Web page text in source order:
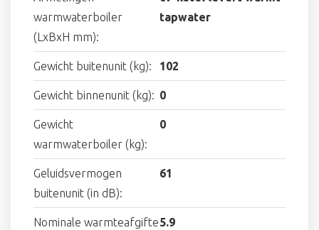
warmwaterboiler
(LxBxH mm):
tapwater
Gewicht buitenunit (kg): 102
Gewicht binnenunit (kg): 0
Gewicht
warmwaterboiler (kg):
0
Geluidsvermogen
buitenunit (in dB):
61
Nominale warmteafgifte5.9